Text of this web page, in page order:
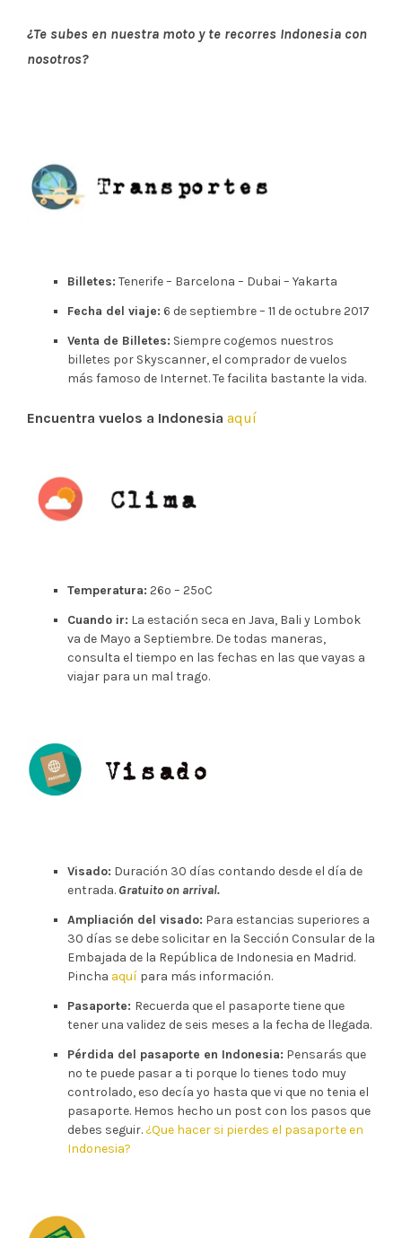
¿Te subes en nuestra moto y te recorres Indonesia con
nosotros?
Billetes: Tenerife – Barcelona – Dubai – Yakarta
Fecha del viaje: 6 de septiembre – 11 de octubre 2017
Venta de Billetes: Siempre cogemos nuestros
billetes por Skyscanner, el comprador de vuelos
más famoso de Internet. Te facilita bastante la vida.
Encuentra vuelos a Indonesia aquí
Temperatura: 26º – 25ºC
Cuando ir: La estación seca en Java, Bali y Lombok
va de Mayo a Septiembre. De todas maneras,
consulta el tiempo en las fechas en las que vayas a
viajar para un mal trago.
Visado: Duración 30 días contando desde el día de
entrada. Gratuito on arrival.
Ampliación del visado: Para estancias superiores a
30 días se debe solicitar en la Sección Consular de la
Embajada de la República de Indonesia en Madrid.
Pincha aquí para más información.
Pasaporte: Recuerda que el pasaporte tiene que
tener una validez de seis meses a la fecha de llegada.
Pérdida del pasaporte en Indonesia: Pensarás que
no te puede pasar a ti porque lo tienes todo muy
controlado, eso decía yo hasta que vi que no tenia el
pasaporte. Hemos hecho un post con los pasos que
debes seguir. ¿Que hacer si pierdes el pasaporte en
Indonesia?